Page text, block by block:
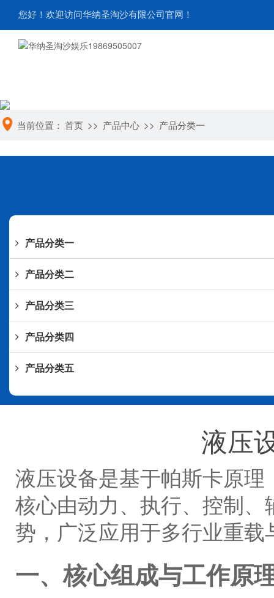
您好！欢迎访问华纳圣淘沙有限公司官网！
当前位置： 首页 >> 产品中心 >> 产品分类一
产品分类一
产品分类二
产品分类三
产品分类四
产品分类五
液压
液压设备是基于帕斯卡原
核心由动力、执行、控制
势，广泛应用于多行业重
一、核心组成与工作原